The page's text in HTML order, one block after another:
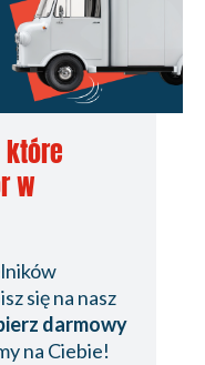
które
w
się na nasz
darmowy
na Ciebie!